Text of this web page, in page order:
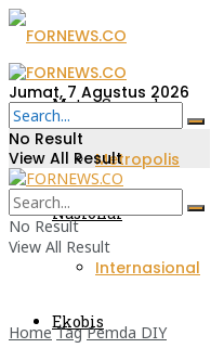
Metro Sumsel
Metropolis
Nasional
Internasional
Ekobis
Jumat, 7 Agustus 2026
No Result
View All Result
No Result
View All Result
Home Tag Pemda DIY